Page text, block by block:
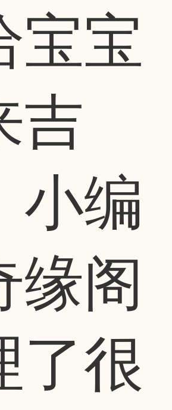
宝宝
吉
小编
缘阁
了很